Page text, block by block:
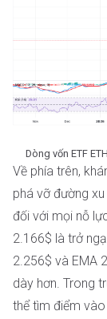
Dòng vốn ETF
Về phía trên,
phá vỡ đường
đối với mọi nỗ
2.166$ là trở
2.256$ và EMA
dày hơn. Trong
thể tìm điểm